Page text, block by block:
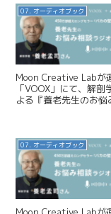
07. オーディオブック
Moon Creative Labが
「VOOX」にて、解
よる『養老先生のお
07. オーディオブック